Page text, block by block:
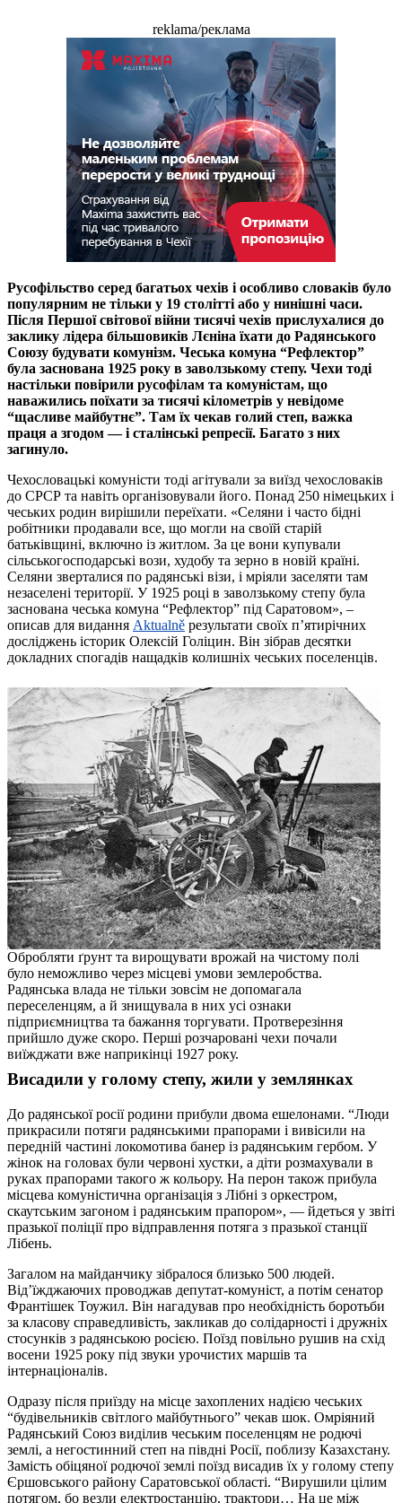
reklama/реклама
Русофільство серед багатьох чехів і особливо словаків було
популярним не тільки у 19 столітті або у нинішні часи.
Після Першої світової війни тисячі чехів прислухалися до
заклику лідера більшовиків Лєніна їхати до Радянського
Союзу будувати комунізм. Чеська комуна “Рефлектор”
була заснована 1925 року в заволзькому степу. Чехи тоді
настільки повірили русофілам та комуністам, що
наважились поїхати за тисячі кілометрів у невідоме
“щасливе майбутнє”. Там їх чекав голий степ, важка
праця а згодом — і сталінські репресії. Багато з них
загинуло.
Чехословацькі комуністи тоді агітували за виїзд чехословаків
до СРСР та навіть організовували його. Понад 250 німецьких і
чеських родин вирішили переїхати. «Селяни і часто бідні
робітники продавали все, що могли на своїй старій
батьківщині, включно із житлом. За це вони купували
сільськогосподарські вози, худобу та зерно в новій країні.
Селяни зверталися по радянські візи, і мріяли заселяти там
незаселені території. У 1925 році в заволзькому степу була
заснована чеська комуна “Рефлектор” під Саратовом», –
описав для видання Aktualně результати своїх п’ятирічних
досліджень історик Олексій Голіцин. Він зібрав десятки
докладних спогадів нащадків колишніх чеських поселенців.
Обробляти ґрунт та вирощувати врожай на чистому полі
було неможливо через місцеві умови землеробства.
Радянська влада не тільки зовсім не допомагала
переселенцям, а й знищувала в них усі ознаки
підприємництва та бажання торгувати. Протверезіння
прийшло дуже скоро. Перші розчаровані чехи почали
виїжджати вже наприкінці 1927 року.
Висадили у голому степу, жили у землянках
До радянської росії родини прибули двома ешелонами. “Люди
прикрасили потяги радянськими прапорами і вивісили на
передній частині локомотива банер із радянським гербом. У
жінок на головах були червоні хустки, а діти розмахували в
руках прапорами такого ж кольору. На перон також прибула
місцева комуністична організація з Лібні з оркестром,
скаутським загоном і радянським прапором», — йдеться у звіті
празької поліції про відправлення потяга з празької станції
Лібень.
Загалом на майданчику зібралося близько 500 людей.
Від’їжджаючих проводжав депутат-комуніст, а потім сенатор
Франтішек Тоужил. Він нагадував про необхідність боротьби
за класову справедливість, закликав до солідарності і дружніх
стосунків з радянською росією. Поїзд повільно рушив на схід
восени 1925 року під звуки урочистих маршів та
інтернаціоналів.
Одразу після приїзду на місце захоплених надією чеських
“будівельників світлого майбутнього” чекав шок. Омріяний
Радянський Союз виділив чеським поселенцям не родючі
землі, а негостинний степ на півдні Росії, поблизу Казахстану.
Замість обіцяної родючої землі поїзд висадив їх у голому степу
Єршовського району Саратовської області. “Вирушили цілим
потягом, бо везли електростанцію, трактори… На це між